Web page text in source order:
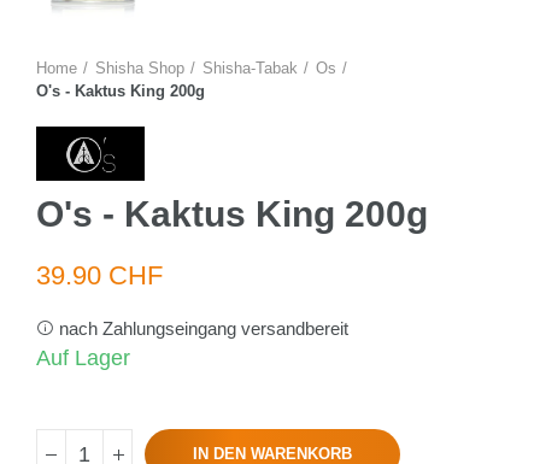
Home Shisha Shop Shisha-Tabak
Os
O's - Kaktus King 200g
O's - Kaktus King 200g
39.90 CHF
nach Zahlungseingang versandbereit
Auf Lager
IN DEN WARENKORB